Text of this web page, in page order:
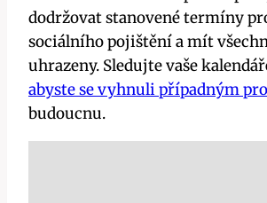
dodržovat stanovené termíny
sociálního pojištění a mít
uhrazeny. Sledujte vaše
abyste se vyhnuli případným
budoucnu.